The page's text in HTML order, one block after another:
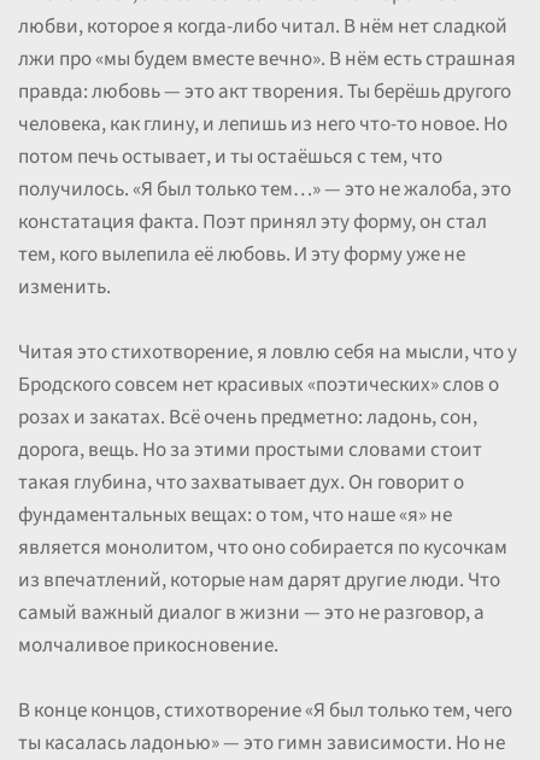
любви, которое я когда-либо читал. В нём нет сладкой
лжи про «мы будем вместе вечно». В нём есть страшная
правда: любовь — это акт творения. Ты берёшь другого
человека, как глину, и лепишь из него что-то новое. Но
потом печь остывает, и ты остаёшься с тем, что
получилось. «Я был только тем…» — это не жалоба, это
констатация факта. Поэт принял эту форму, он стал
тем, кого вылепила её любовь. И эту форму уже не
изменить.
Читая это стихотворение, я ловлю себя на мысли, что у
Бродского совсем нет красивых «поэтических» слов о
розах и закатах. Всё очень предметно: ладонь, сон,
дорога, вещь. Но за этими простыми словами стоит
такая глубина, что захватывает дух. Он говорит о
фундаментальных вещах: о том, что наше «я» не
является монолитом, что оно собирается по кусочкам
из впечатлений, которые нам дарят другие люди. Что
самый важный диалог в жизни — это не разговор, а
молчаливое прикосновение.
В конце концов, стихотворение «Я был только тем, чего
ты касалась ладонью» — это гимн зависимости. Но не